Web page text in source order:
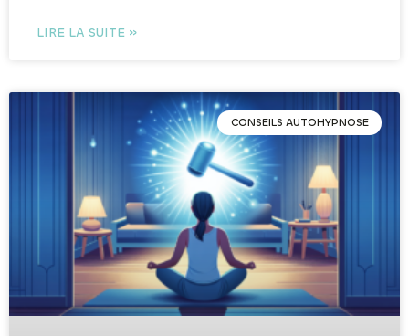
LIRE LA SUITE »
CONSEILS AUTOHYPNOSE